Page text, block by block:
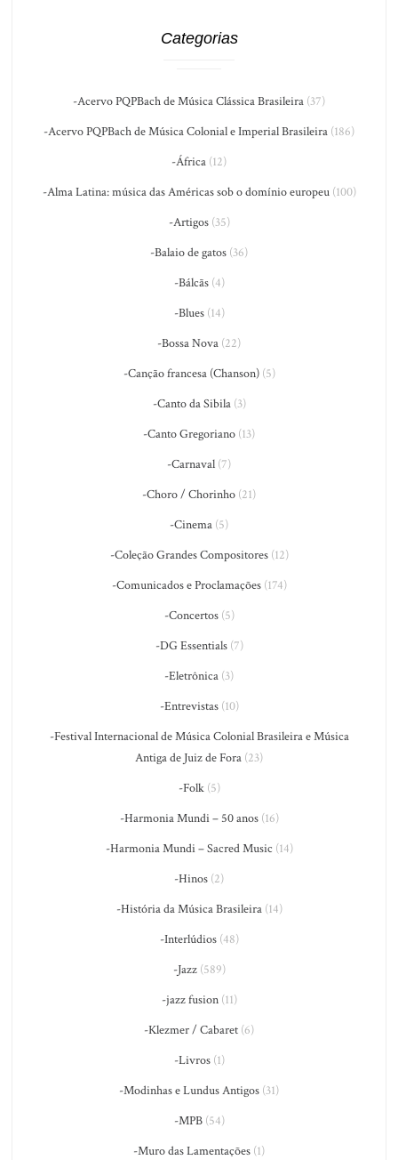
Categorias
-Acervo PQPBach de Música Clássica Brasileira (37)
-Acervo PQPBach de Música Colonial e Imperial Brasileira (186)
-África (12)
-Alma Latina: música das Américas sob o domínio europeu(100)
-Artigos(35)
-Balaio de gatos (36)
-Bálcãs(4)
-Blues(14)
-Bossa Nova (22)
-Canção francesa (Chanson)(5)
-Canto da Sibila(3)
-Canto Gregoriano (13)
-Carnaval (7)
-Choro / Chorinho (21)
-Cinema (5)
-Coleção Grandes Compositores(12)
-Comunicados e Proclamações(174)
-Concertos(5)
-DG Essentials(7)
-Eletrônica (3)
-Entrevistas(10)
-Festival Internacional de Música Colonial Brasileira e Música
Antiga de Juiz de Fora (23)
-Folk(5)
-Harmonia Mundi – 50 anos(16)
-Harmonia Mundi – Sacred Music (14)
-Hinos (2)
-História da Música Brasileira(14)
-Interlúdios(48)
-Jazz(589)
-jazz fusion(11)
-Klezmer / Cabaret (6)
-Livros(1)
-Modinhas e Lundus Antigos (31)
-MPB(54)
-Muro das Lamentações (1)